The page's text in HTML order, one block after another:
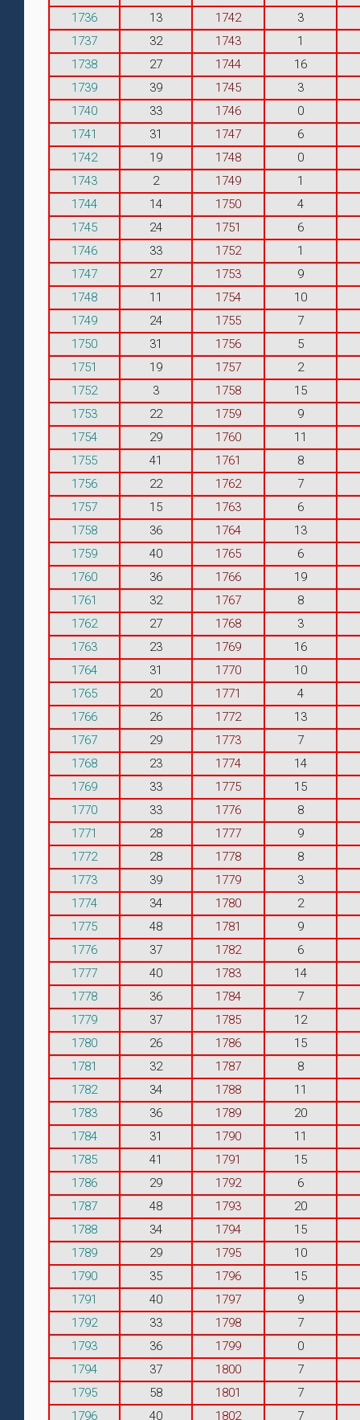
1736
13 1742
3
1737
32 1743
1
1738
27 1744
16
1739
39 1745
3
1740
33 1746
0
1741
31 1747
6
1742
19 1748
0
1743
2 1749
1
1744
14 1750
4
1745
24 1751
6
1746
33 1752
1
1747
27 1753
9
1748
11 1754
10
1749
24 1755
7
1750
31 1756
5
1751
19 1757
2
1752
3 1758
15
1753
22 1759
9
1754
29 1760
11
1755
41 1761
8
1756
22 1762
7
1757
15 1763
6
1758
36 1764
13
1759
40 1765
6
1760
36 1766
19
1761
32 1767
8
1762
27 1768
3
1763
23 1769
16
1764
31 1770
10
1765
20 1771
4
1766
26 1772
13
1767
29 1773
7
1768
23 1774
14
1769
33 1775
15
1770
33 1776
8
1771
28 1777
9
1772
28 1778
8
1773
39 1779
3
1774
34 1780
2
1775
48 1781
9
1776
37 1782
6
1777
40 1783
14
1778
36 1784
7
1779
37 1785
12
1780
26 1786
15
1781
32 1787
8
1782
34 1788
11
1783
36 1789
20
1784
31 1790
11
1785
41 1791
15
1786
29 1792
6
1787
48 1793
20
1788
34 1794
15
1789
29 1795
10
1790
35 1796
15
1791
40 1797
9
1792
33 1798
7
1793
36 1799
0
1794
37 1800
7
1795
58 1801
7
1796
40 1802 7